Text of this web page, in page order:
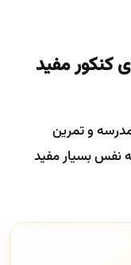
کنکور مفید
و تمرین
نفس بسیار مفید